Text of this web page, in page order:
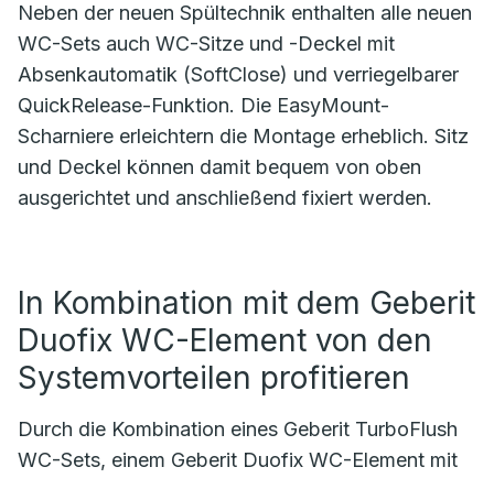
Neben der neuen Spültechnik enthalten alle neuen
WC-Sets auch WC-Sitze und -Deckel mit
Absenkautomatik (SoftClose) und verriegelbarer
QuickRelease-Funktion. Die EasyMount-
Scharniere erleichtern die Montage erheblich. Sitz
und Deckel können damit bequem von oben
ausgerichtet und anschließend fixiert werden.
In Kombination mit dem Geberit
Duofix WC-Element von den
Systemvorteilen profitieren
Durch die Kombination eines Geberit TurboFlush
WC-Sets, einem Geberit Duofix WC-Element mit